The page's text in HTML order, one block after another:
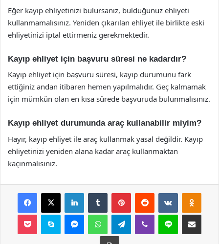
Eğer kayıp ehliyetinizi bulursanız, bulduğunuz ehliyeti
kullanmamalısınız. Yeniden çıkarılan ehliyet ile birlikte eski
ehliyetinizi iptal ettirmeniz gerekmektedir.
Kayıp ehliyet için başvuru süresi ne kadardır?
Kayıp ehliyet için başvuru süresi, kayıp durumunu fark
ettiğiniz andan itibaren hemen yapılmalıdır. Geç kalmamak
için mümkün olan en kısa sürede başvuruda bulunmalısınız.
Kayıp ehliyet durumunda araç kullanabilir miyim?
Hayır, kayıp ehliyet ile araç kullanmak yasal değildir. Kayıp
ehliyetinizi yeniden alana kadar araç kullanmaktan
kaçınmalısınız.
Facebook
X LinkedInTumblr PinterestReddit VKontakte
Pocket Skype MessengerWhatsAppTelegramViber Line E-Posta ile
Yazdır